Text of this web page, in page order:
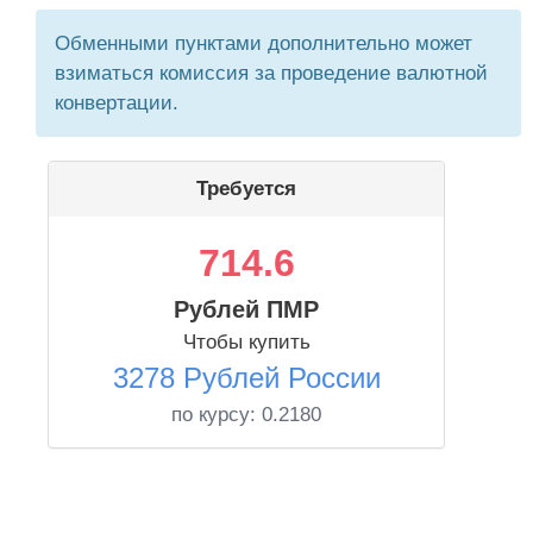
Обменными пунктами дополнительно может
взиматься комиссия за проведение валютной
конвертации.
Требуется
714.6
Рублей ПМР
Чтобы купить
3278 Рублей России
по курсу: 0.2180